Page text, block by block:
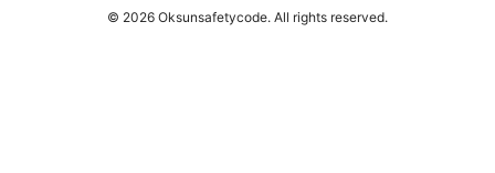
© 2026 Oksunsafetycode. All rights reserved.